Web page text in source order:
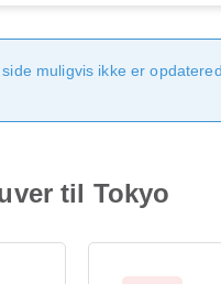
muligvis ikke er
til Tokyo